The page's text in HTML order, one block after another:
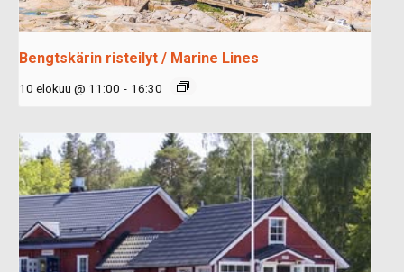
Bengtskärin risteilyt / Marine Lines
10 elokuu @ 11:00 - 16:30